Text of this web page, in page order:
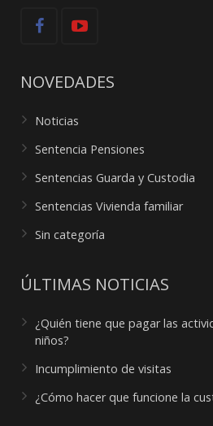
NOVEDADES
Noticias
Sentencia Pensiones
Sentencias Guarda y Custodia
Sentencias Vivienda familiar
Sin categoría
ÚLTIMAS NOTICIAS
¿Quién tiene que pagar las
niños?
Incumplimiento de visitas
¿Cómo hacer que funcione la